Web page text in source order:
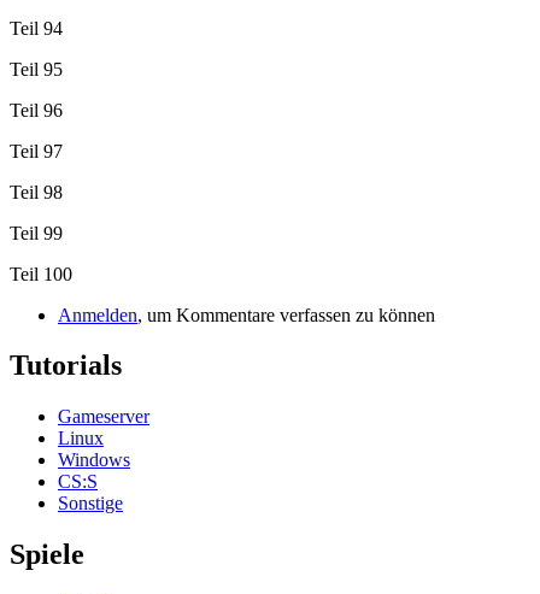
Teil 94
Teil 95
Teil 96
Teil 97
Teil 98
Teil 99
Teil 100
Anmelden, um Kommentare verfassen zu können
Tutorials
Gameserver
Linux
Windows
CS:S
Sonstige
Spiele